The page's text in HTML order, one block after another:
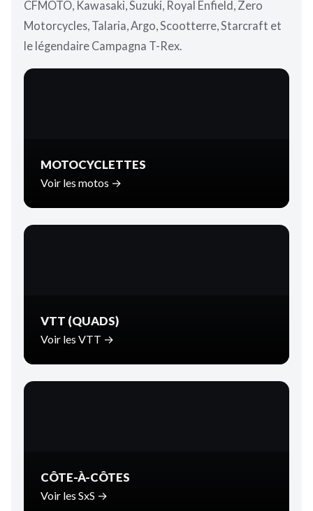
CFMOTO, Kawasaki, Suzuki, Royal Enfield, Zero
Motorcycles, Talaria, Argo, Scootterre, Starcraft et
le légendaire Campagna T-Rex.
MOTOCYCLETTES
Voir les motos →
VTT (QUADS)
Voir les VTT →
CÔTE-À-CÔTES
Voir les SxS →